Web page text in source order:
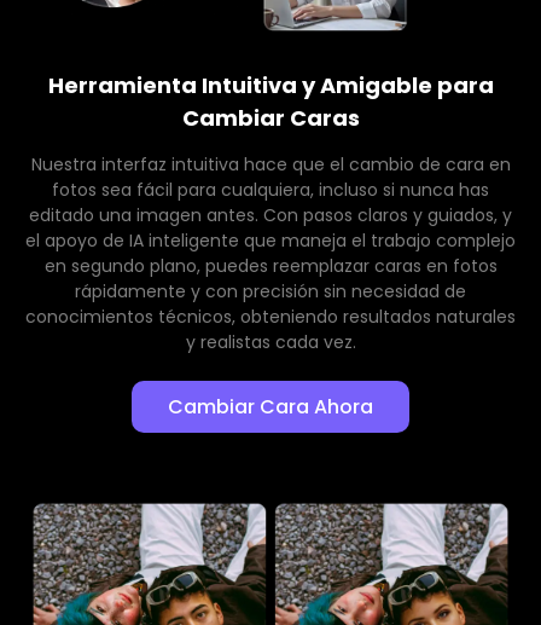
Herramienta Intuitiva y Amigable para
Cambiar Caras
Nuestra interfaz intuitiva hace que el cambio de cara en
fotos sea fácil para cualquiera, incluso si nunca has
editado una imagen antes. Con pasos claros y guiados, y
el apoyo de IA inteligente que maneja el trabajo complejo
en segundo plano, puedes reemplazar caras en fotos
rápidamente y con precisión sin necesidad de
conocimientos técnicos, obteniendo resultados naturales
y realistas cada vez.
Cambiar Cara Ahora